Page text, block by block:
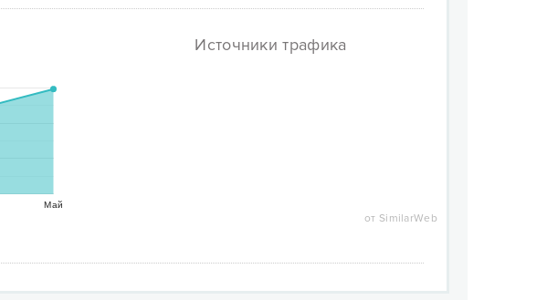
Май
Источники трафика
от SimilarWeb